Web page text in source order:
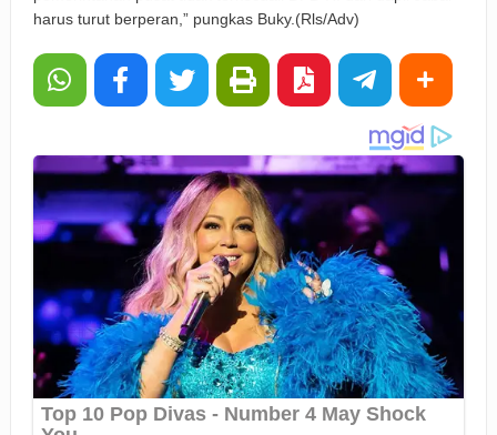
harus turut berperan,” pungkas Buky.(Rls/Adv)